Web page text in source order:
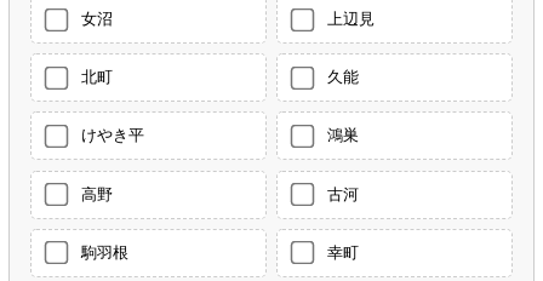
女沼 上辺見
北町 久能
けやき平 鴻巣
高野 古河
駒羽根 幸町